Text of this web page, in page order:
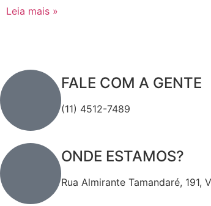
Leia mais »
FALE COM A GENTE
(11) 4512-7489
ONDE ESTAMOS?
Rua Almirante Tamandaré, 191,